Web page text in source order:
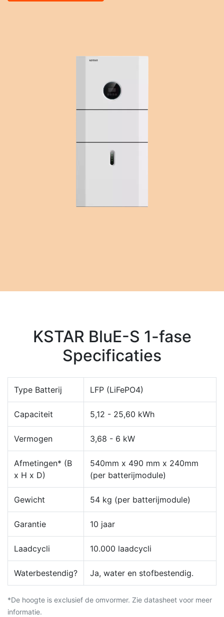
KSTAR BluE-S 1-fase
Specificaties
Type Batterij LFP (LiFePO4)
Capaciteit 5,12 - 25,60 kWh
Vermogen 3,68 - 6 kW
Afmetingen* (B
x H x D)
540mm x 490 mm x 240mm
(per batterijmodule)
Gewicht 54 kg (per batterijmodule)
Garantie 10 jaar
Laadcycli 10.000 laadcycli
Waterbestendig? Ja, water en stofbestendig.
*De hoogte is exclusief de omvormer. Zie datasheet voor meer
informatie.